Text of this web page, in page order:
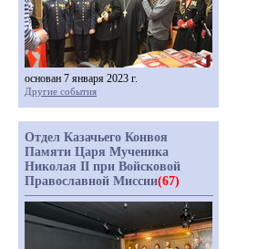
основан 7 января 2023 г.
Другие события
Отдел Казачьего Конвоя
Памяти Царя Мученика
Николая II при Войсковой
Православной Миссии(67)